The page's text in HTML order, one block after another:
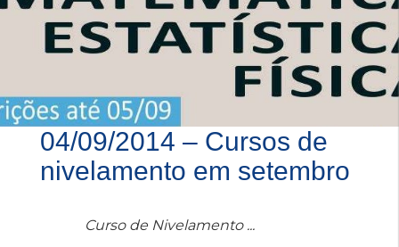
04/09/2014 – Cursos de
nivelamento em setembro
Curso de Nivelamento ...